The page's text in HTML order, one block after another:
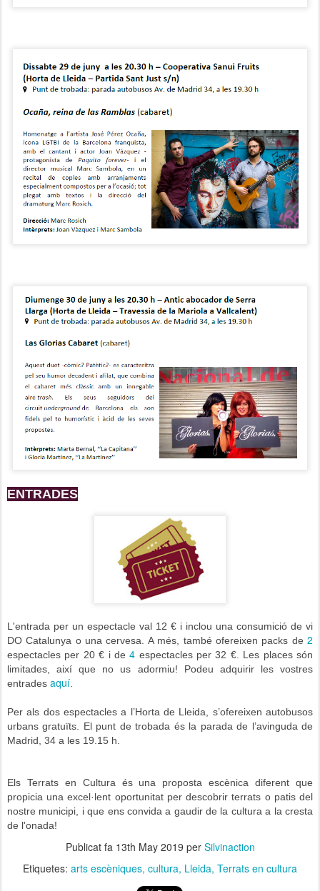
ENTRADES
L'entrada per un espectacle val 12 € i inclou una consumició de vi
DO Catalunya o una cervesa. A més, també ofereixen packs de 2
espectacles per 20 € i de4 espectacles per 32 €. Les places són
limitades, així que no us adormiu! Podeu adquirir les vostres
entrades aquí.
Per als dos espectacles a l’Horta de Lleida, s’ofereixen autobusos
urbansgratuïts. El punt de trobada és la parada de l’avinguda de
Madrid, 34 a les 19.15 h.
Els Terrats en Cultura és una proposta escènica diferent que
propicia una excel·lent oportunitat per descobrir terrats o patis del
nostre municipi, i que ens convida a gaudir de la cultura a la cresta
de l'onada!
Publicat fa 13th May 2019 per Silvinaction
Etiquetes: arts escèniques cultura Lleida Terrats en cultura